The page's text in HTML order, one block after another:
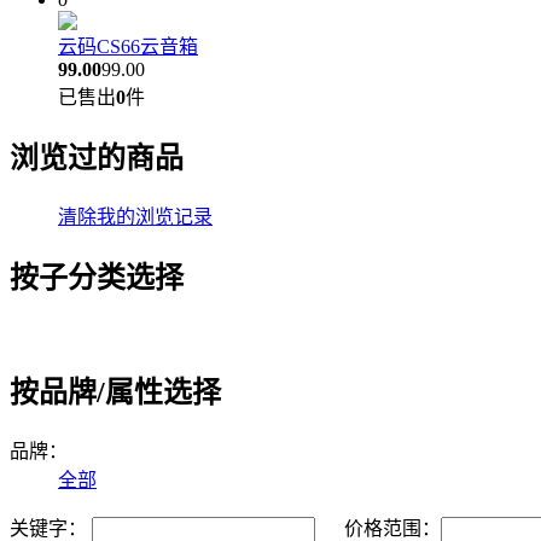
云码CS66云音箱
99.0099.00
已售出0件
浏览过的商品
清除我的浏览记录
按子分类选择
按品牌/属性选择
品牌：
全部
关键字： 价格范围：